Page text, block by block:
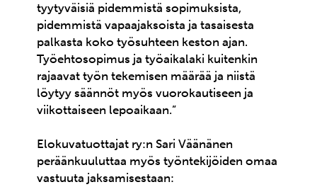
tyytyväisiä pidemmistä sopimuksista,
pidemmistä vapaajaksoista ja tasaisesta
palkasta koko työsuhteen keston ajan.
Työehtosopimus ja työaikalaki kuitenkin
rajaavat työn tekemisen määrää ja niistä
löytyy säännöt myös vuorokautiseen ja
viikottaiseen lepoaikaan.”
Elokuvatuottajat ry:n Sari Väänänen
peräänkuuluttaa myös työntekijöiden omaa
vastuuta jaksamisestaan: